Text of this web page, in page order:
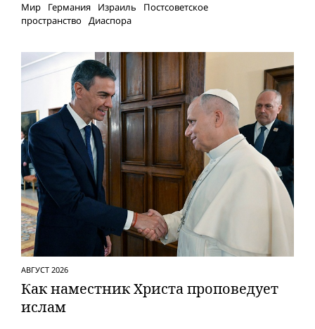
Мир Германия Израиль
Постсоветское
пространство Диаспора
АВГУСТ 2026
Как наместник Христа проповедует
ислам